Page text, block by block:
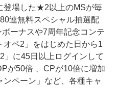
登場した★2以上のMSが毎
連無料スペシャル抽選配
ーナスや7周年記念コンテ
ペ2」をはじめた日から1
」に45日以上ログインして
が50倍 、CPが10倍に増加
ペーン」など、各種キャ